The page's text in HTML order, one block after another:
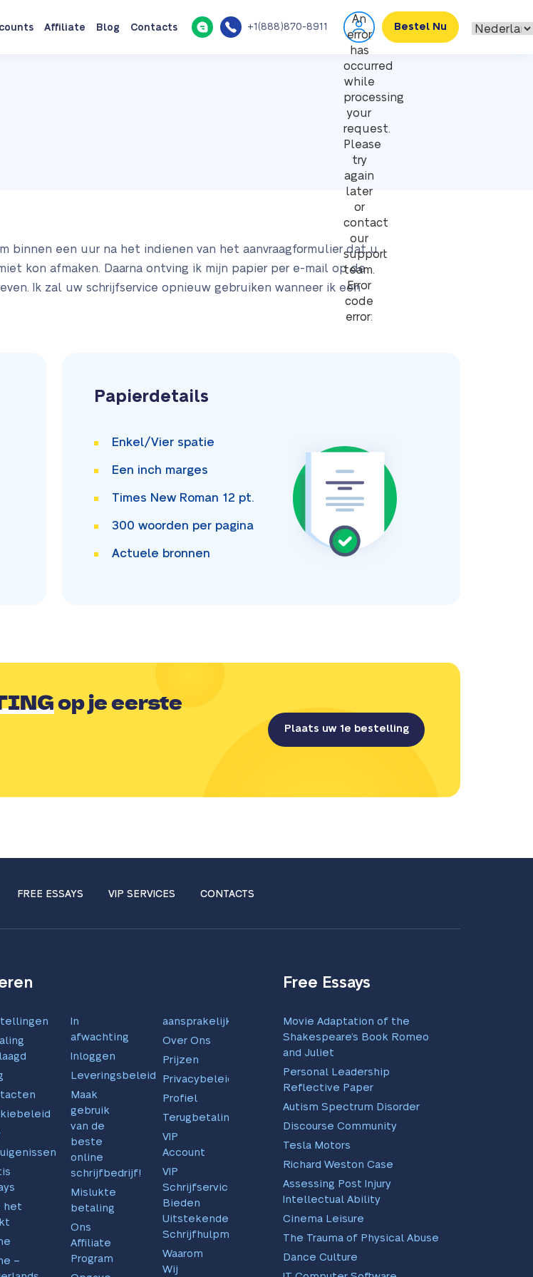
Affiliate Blog Contacts +1(888)870-8911
An
error
has
occurred
while
processing
your
request.
Please
try
again
later
or
contact
our
support
team.
Error
code
error:
Bestel Nu
binnen een uur na het indienen van het aanvraagformulier dat u
kon afmaken. Daarna ontving ik mijn papier per e-mail op de
Ik zal uw schrijfservice opnieuw gebruiken wanneer ik een
Papierdetails
Enkel/Vier spatie
Een inch marges
Times New Roman 12 pt.
300 woorden per pagina
Actuele bronnen
op je eerste
Plaats uw 1e bestelling
FREE ESSAYS VIP SERVICES CONTACTS
het
–
In
afwachting
Inloggen
Leveringsbeleid
Maak
gebruik
van de
beste
online
schrijfbedrijf!
Mislukte
betaling
Ons
Affiliate
Program
aansprakelijkheid
Over Ons
Prijzen
Privacybeleid
Profiel
Terugbetalingsbeleid
VIP
Account
VIP
Schrijfservices
Bieden
Uitstekende
Schrijfhulpmiddelen
Waarom
Wij
Free Essays
Movie Adaptation of the
Shakespeare’s Book Romeo
and Juliet
Personal Leadership
Reflective Paper
Autism Spectrum Disorder
Discourse Community
Tesla Motors
Richard Weston Case
Assessing Post Injury
Intellectual Ability
Cinema Leisure
The Trauma of Physical Abuse
Dance Culture